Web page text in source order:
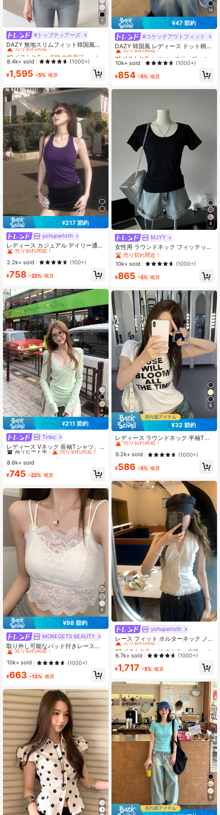
7
#トップティアーズ
DAZY 無地スリムフィット韓国風ノ
ースリーブブラウス
#2 ベストセラー
作物 女性用ブラウス
売り切れ間近！
#2 ベストセラー
売り切れ間近！
#2 ベストセラー
売り切れ間近！
#2 ベストセラー
売り切れ間近！
8.4k+ sold (1000+)
¥1,595 -5% 概算
¥217 節約
yohuperloth
レディース カジュアル デイリー通勤
ミニマル 無地 フィット ホルターネ
ックトップ 夏 エステティック
#1 ベストセラー
売り切れ間近！
#1 ベストセラー
売り切れ間近！
#1 ベストセラー
売り切れ間近！
#1 ベストセラー
売り切れ間近！
2.2k+ sold (100+)
¥758 -22% 概算
6
¥211 節約
Tinkc
レディース Vネック 長袖Tシャツ、
多用途な日よけレイヤリングトッ
プ、春/夏、UPF 50+
#1 ベストセラー
高リピート率
売り切れ間近！
#1 ベストセラー
に 深いVネック 女性用トップス、ブラウス、Tシャツ
高リピート率
#1 ベストセラー
に 深いVネック 女性用トップス、ブラウス、Tシャツ
高リピート率
#1 ベストセラー
に 深いVネック 女性用トップス、ブラウス、Tシャツ
売り切れ間近！
8.6k+ sold
¥745 -22% 概算
6
¥98 節約
MOREGETS BEAUTY
取り外し可能なパッド付きレースキ
ャミソール、多用途ノースリーブア
ンダーシャツ、女性向け、新学期、
クリスマス、春節、カジュアルホワ
イトサマー、シック&エレガント
#1 ベストセラー
モスク 女性用タンクトップ&キャミス
売り切れ間近！
#1 ベストセラー
売り切れ間近！
#1 ベストセラー
売り切れ間近！
#1 ベストセラー
売り切れ間近！
10k+ sold (1000+)
¥663 -13% 概算
18
¥47 節約
#コケッテアウトフィット
DAZY 韓国風 レディース ドット柄
ノースリーブ リボントップス アウト
フィットに最適
#1 ベストセラー
に ノースリーブ 女性用ブラウス
売り切れ間近！
#1 ベストセラー
売り切れ間近！
#1 ベストセラー
売り切れ間近！
#1 ベストセラー
売り切れ間近！
10k+ sold (1000+)
¥854 -5% 概算
8
MJYY
女性用 ラウンドネック フィッテッド
半袖Tシャツ、アメリカンスタイル、
ホワイト、春夏新作カジュアル ブラ
ック
売り切れ間近！
10k+ sold
(1000+)
¥865 -5% 概算
8
¥32 節約
レディース ラウンドネック 半袖Tシ
ャツ 夏新作 レタープリント アメリ
カンホットガール風 ファッション カ
ジュアル 万能 スリムフィット クロ
ップド丈 ホワイト
#1 ベストセラー
に ライトウェイト 女性用トップス、ブラウス、Tシャツ
売り切れ間近！
#1 ベストセラー
売り切れ間近！
#1 ベストセラー
売り切れ間近！
#1 ベストセラー
売り切れ間近！
9.2k+ sold (1000+)
¥586 -5% 概算
yohuperloth
レース フィット ホルターネック ノ
ースリーブ トップ、スリミング ホワ
イト サマー
#3 ベストセラー
売り切れ間近！
#3 ベストセラー
売り切れ間近！
#3 ベストセラー
売り切れ間近！
#3 ベストセラー
に ホルター 女性用トップス、ブラウス、Tシャツ
売り切れ間近！
6.7k+ sold (1000+)
¥1,717 -5% 概算
8